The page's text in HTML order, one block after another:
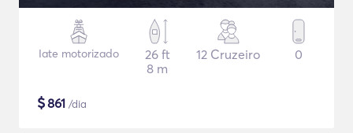
Iate motorizado
26 ft
8 m
12 Cruzeiro 0
$861 /dia